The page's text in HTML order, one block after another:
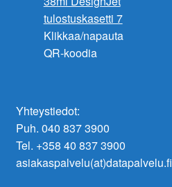
Klikkaa/napauta
QR-koodia
Yhteystiedot:
Puh. 040 837 3900
Tel. +358 40 837 3900
asiakaspalvelu(at)datapalvelu.fi